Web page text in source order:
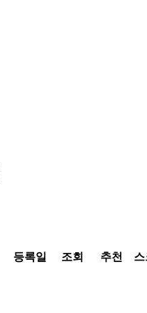
등록일 조회 추천